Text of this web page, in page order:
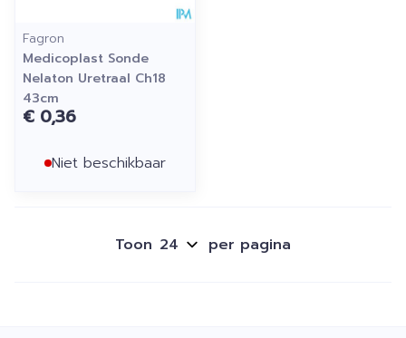
Fagron
Medicoplast Sonde
Nelaton Uretraal Ch18
43cm
€ 0,36
Niet beschikbaar
Toon per pagina